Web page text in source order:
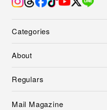
Categories
About
Regulars
Mail Magazine